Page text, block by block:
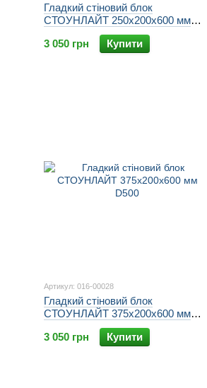
Гладкий стіновий блок
СТОУНЛАЙТ 250х200х600 мм
3 050 грн
Купити
Артикул: 016-00028
Гладкий стіновий блок
СТОУНЛАЙТ 375х200х600 мм
3 050 грн
Купити